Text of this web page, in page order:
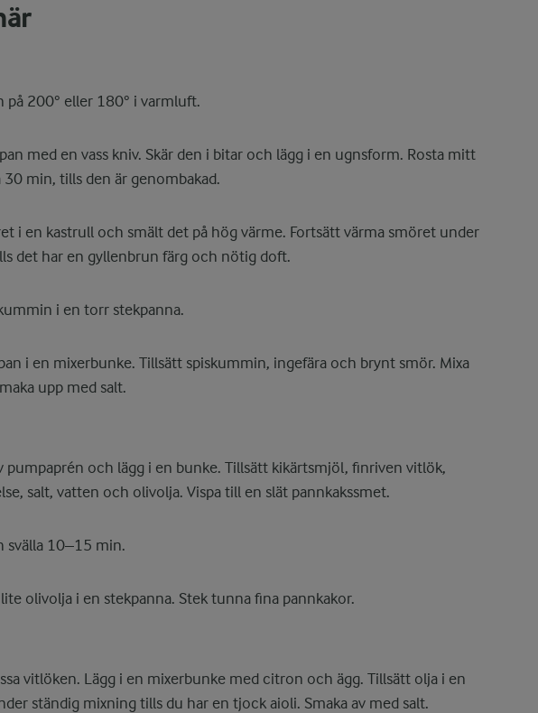
på 200° eller 180° i varmluft.
med en vass kniv. Skär den i bitar och lägg i en ugnsform. Rosta mitt
30 min, tills den är genombakad.
i en kastrull och smält det på hög värme. Fortsätt värma smöret under
det har en gyllenbrun färg och nötig doft.
i en torr stekpanna.
i en mixerbunke. Tillsätt spiskummin, ingefära och brynt smör. Mixa
upp med salt.
pumpaprén och lägg i en bunke. Tillsätt kikärtsmjöl, finriven vitlök,
salt, vatten och olivolja. Vispa till en slät pannkakssmet.
svälla 10–15 min.
olivolja i en stekpanna. Stek tunna fina pannkakor.
vitlöken. Lägg i en mixerbunke med citron och ägg. Tillsätt olja i en
ständig mixning tills du har en tjock aioli. Smaka av med salt.